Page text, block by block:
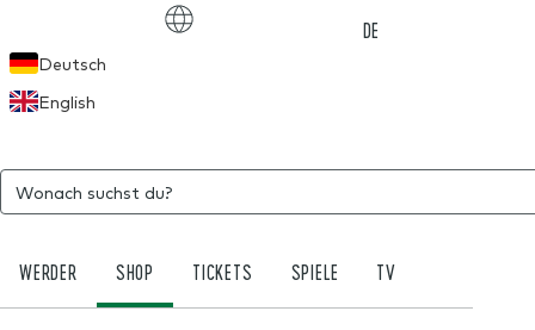
DE
Deutsch
English